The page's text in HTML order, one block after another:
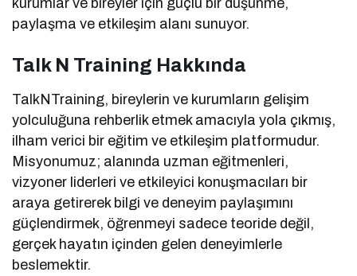
kurumlar ve bireyler için güçlü bir düşünme,
paylaşma ve etkileşim alanı sunuyor.
Talk N Training Hakkında
TalkNTraining, bireylerin ve kurumların gelişim
yolculuğuna rehberlik etmek amacıyla yola çıkmış,
ilham verici bir eğitim ve etkileşim platformudur.
Misyonumuz; alanında uzman eğitmenleri,
vizyoner liderleri ve etkileyici konuşmacıları bir
araya getirerek bilgi ve deneyim paylaşımını
güçlendirmek, öğrenmeyi sadece teoride değil,
gerçek hayatın içinden gelen deneyimlerle
beslemektir.